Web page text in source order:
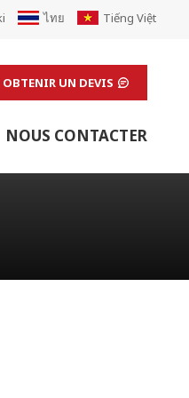
ไทย Tiếng Việt
OBTENIR UN DEVIS
NOUS CONTACTER